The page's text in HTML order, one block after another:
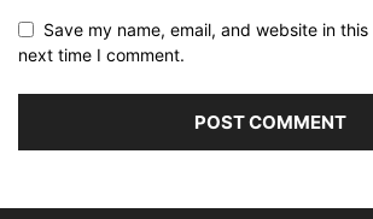
Save my name, email, and website in
next time I comment.